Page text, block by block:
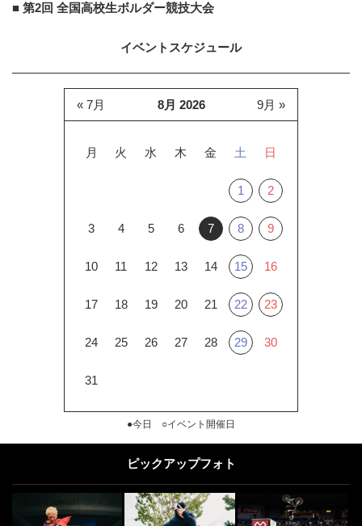
■ 第2回 全国高校生ボルダー競技大会
イベントスケジュール
8月 2026
月 火 水 木 金 土 日
1 2
3 4 5 6 7 8 9
10 11 12 13 14 15 16
17 18 19 20 21 22 23
24 25 26 27 28 29 30
31
« 7月 9月 »
●今日 ○イベント開催日
ピックアップフォト